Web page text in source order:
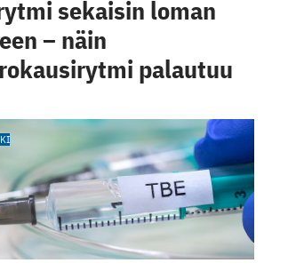
sekaisin loman
– näin
palautuu